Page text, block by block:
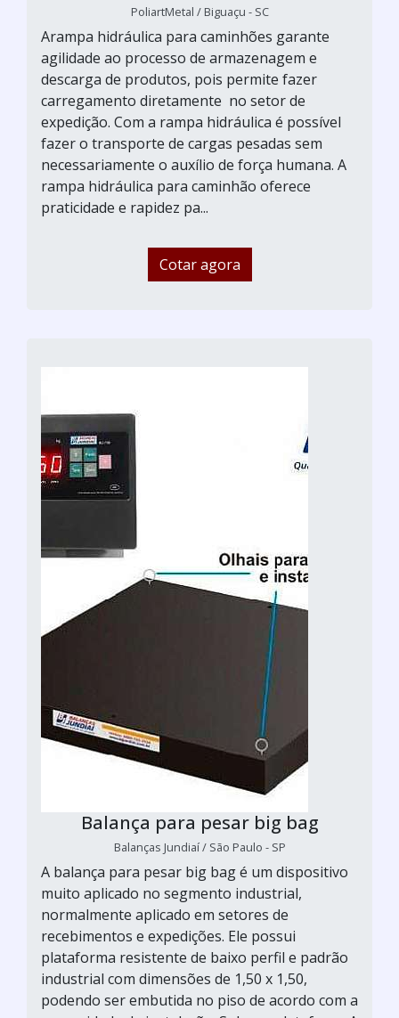
PoliartMetal / Biguaçu - SC
Arampa hidráulica para caminhões garante
agilidade ao processo de armazenagem e
descarga de produtos, pois permite fazer
carregamento diretamente no setor de
expedição. Com a rampa hidráulica é possível
fazer o transporte de cargas pesadas sem
necessariamente o auxílio de força humana. A
rampa hidráulica para caminhão oferece
praticidade e rapidez pa...
Cotar agora
Balança para pesar big bag
Balanças Jundiaí / São Paulo - SP
A balança para pesar big bag é um dispositivo
muito aplicado no segmento industrial,
normalmente aplicado em setores de
recebimentos e expedições. Ele possui
plataforma resistente de baixo perfil e padrão
industrial com dimensões de 1,50 x 1,50,
podendo ser embutida no piso de acordo com a